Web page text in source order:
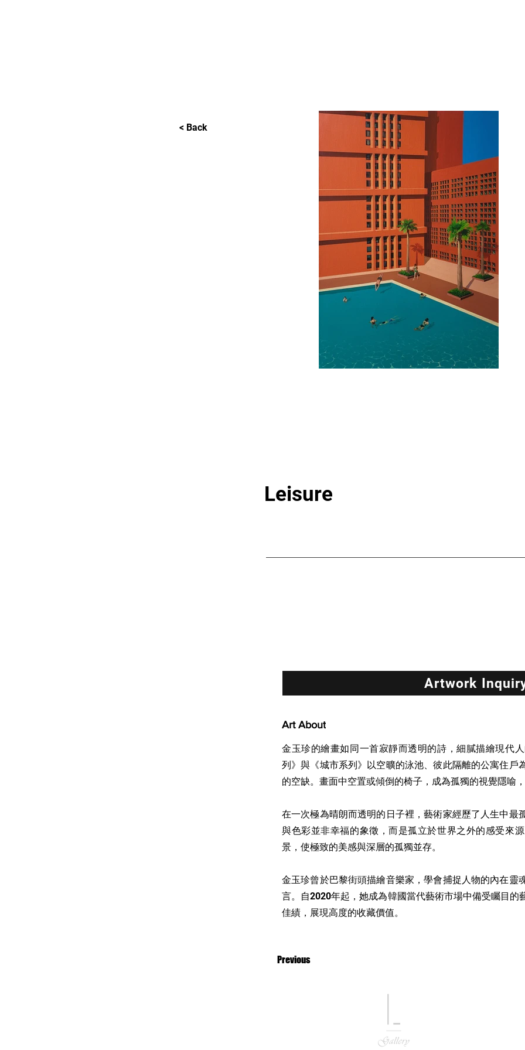
< Back
Leisure
Artwork
金玉珍的繪畫如同一首寂靜而透明的詩，細膩描繪現代
列》與《城市系列》以空曠的泳池、彼此隔離的公寓住戶
的空缺。畫面中空置或傾倒的椅子，成為孤獨的視覺隱喻
在一次極為晴朗而透明的日子裡，藝術家經歷了人生中最
與色彩並非幸福的象徵，而是孤立於世界之外的感受來
景，使極致的美感與深層的孤獨並存。
金玉珍曾於巴黎街頭描繪音樂家，學會捕捉人物的內在靈
言。自2020年起，她成為韓國當代藝術市場中備受矚目的
佳績，展現高度的收藏價值。
Art About
Previous